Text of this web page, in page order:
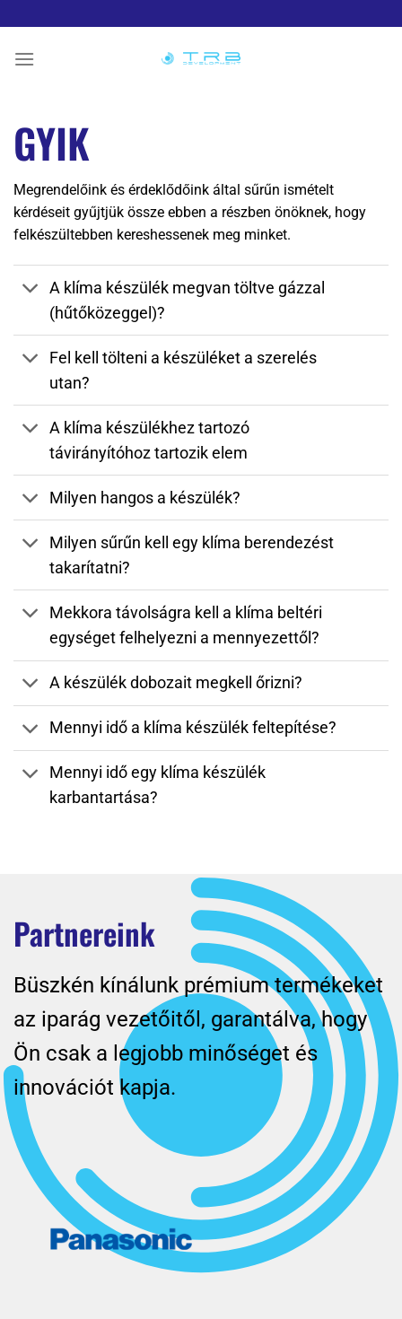
to
content
GYIK
Megrendelőink és érdeklődőink által sűrűn ismételt
kérdéseit gyűjtjük össze ebben a részben önöknek, hogy
felkészültebben kereshessenek meg minket.
A klíma készülék megvan töltve gázzal
(hűtőközeggel)?
Fel kell tölteni a készüléket a szerelés
utan?
A klíma készülékhez tartozó
távirányítóhoz tartozik elem
Milyen hangos a készülék?
Milyen sűrűn kell egy klíma berendezést
takarítatni?
Mekkora távolságra kell a klíma beltéri
egységet felhelyezni a mennyezettől?
A készülék dobozait megkell őrizni?
Mennyi idő a klíma készülék feltepítése?
Mennyi idő egy klíma készülék
karbantartása?
Partnereink
Büszkén kínálunk prémium termékeket
az iparág vezetőitől, garantálva, hogy
Ön csak a legjobb minőséget és
innovációt kapja.